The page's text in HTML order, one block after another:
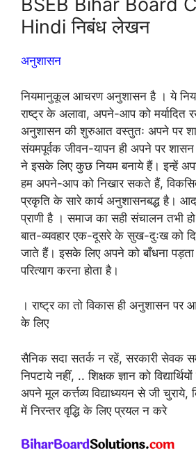
Hindi निबंध लेखन
अनुशासन
नियमानुकूल आचरण अनुशासन है । ये
राष्ट्र के अलावा, अपने-आप को मर्यादित
अनुशासन की शुरुआत वस्तुतः अपने पर
संयमपूर्वक जीवन-यापन ही अपने पर
ने इसके लिए कुछ नियम बनाये हैं। इन्हें
हम अपने-आप को निखार सकते हैं,
प्रकृति के सारे कार्य अनुशासनबद्ध है।
प्राणी है । समाज का सही संचालन तभी
बात-व्यवहार एक-दूसरे के सुख-दुःख को
जाते हैं। इसके लिए अपने को बाँधना
परित्याग करना होता है।
। राष्ट्र का तो विकास ही अनुशासन पर
के लिए
सैनिक सदा सतर्क न रहें, सरकारी सेवक
निपटाये नहीं, .. शिक्षक ज्ञान को
अपने मूल कर्त्तव्य विद्याध्ययन से जी
में निरन्तर वृद्धि के लिए प्रयल न करे